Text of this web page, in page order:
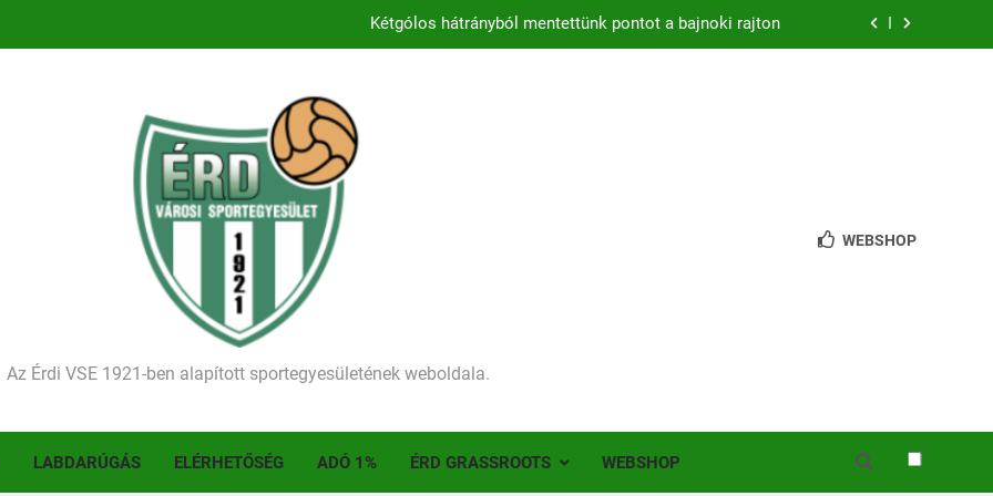
Kétgólos hátrányból mentettünk pontot a bajnoki rajton
Történelmet írt az I. Érdi Football Fesztivál – több mint 200 játékos lépett pályára Érden
Ellenfelünk visszalépése miatt játék nélkül jutottunk tovább a MOL Magyar Kupában
Kezdődik a 2026–2027-es szezon – hazai pályán rajtol az Érdi VSE!
Történelmet írt az I. Érdi Football Fesztivál – több mint 200 játékos lépett pályára Érden
Az Érdi VSE 1921-ben alapított sportegyesületének weboldala.
WEBSHOP
LABDARÚGÁS ELÉRHETŐSÉG ADÓ 1% ÉRD GRASSROOTS WEBSHOP